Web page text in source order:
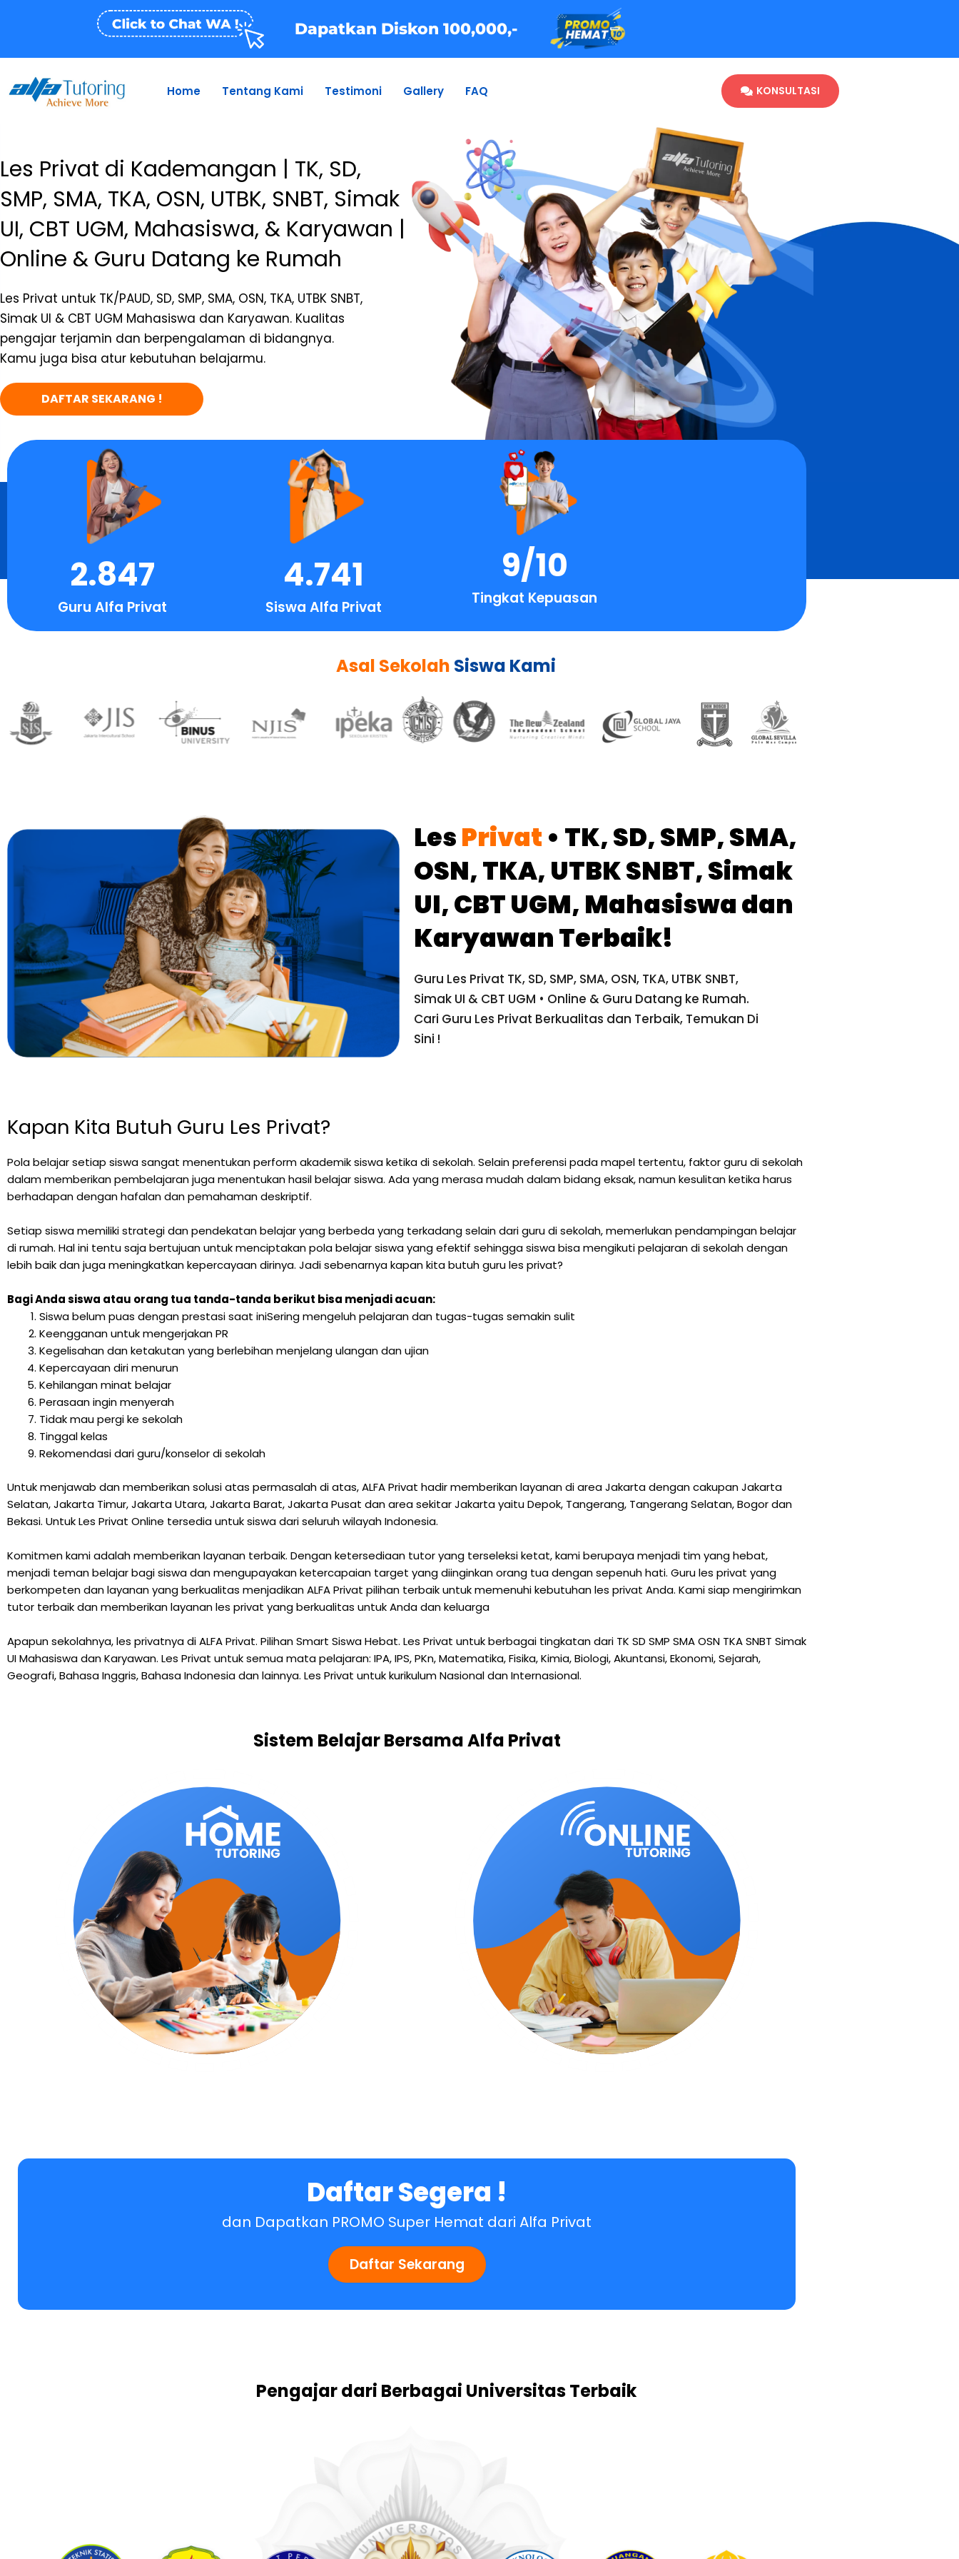
Dapatkan Diskon 100,000,-
Home Tentang Kami Testimoni Gallery FAQ KONSULTASI
Les Privat di Kademangan | TK, SD,
SMP, SMA, TKA, OSN, UTBK, SNBT, Simak
UI, CBT UGM, Mahasiswa, & Karyawan |
Online & Guru Datang ke Rumah
Les Privat untuk TK/PAUD, SD, SMP, SMA, OSN, TKA, UTBK SNBT,
Simak UI & CBT UGM Mahasiswa dan Karyawan. Kualitas
pengajar terjamin dan berpengalaman di bidangnya.
Kamu juga bisa atur kebutuhan belajarmu.
DAFTAR SEKARANG !
Guru Alfa Privat
2.847
Siswa Alfa Privat
4.741
Tingkat Kepuasan
9/10
Asal Sekolah Siswa Kami
LesPrivat • TK, SD, SMP, SMA,
OSN, TKA, UTBK SNBT, Simak
UI, CBT UGM, Mahasiswa dan
KaryawanTerbaik!​
Guru Les Privat TK, SD, SMP, SMA, OSN, TKA, UTBK SNBT,
Simak UI & CBT UGM • Online & Guru Datang ke Rumah.
Cari Guru Les Privat Berkualitas dan Terbaik, Temukan Di
Sini !
Kapan Kita Butuh Guru Les Privat?
Pola belajar setiap siswa sangat menentukan perform akademik siswa ketika di sekolah. Selain preferensi pada mapel tertentu, faktor guru di sekolah
dalam memberikan pembelajaran juga menentukan hasil belajar siswa. Ada yang merasa mudah dalam bidang eksak, namun kesulitan ketika harus
berhadapan dengan hafalan dan pemahaman deskriptif.
Setiap siswa memiliki strategi dan pendekatan belajar yang berbeda yang terkadang selain dari guru di sekolah, memerlukan pendampingan belajar
di rumah. Hal ini tentu saja bertujuan untuk menciptakan pola belajar siswa yang efektif sehingga siswa bisa mengikuti pelajaran di sekolah dengan
lebih baik dan juga meningkatkan kepercayaan dirinya. Jadi sebenarnya kapan kita butuh guru les privat?
Bagi Anda siswa atau orang tua tanda-tanda berikut bisa menjadi acuan:
Siswa belum puas dengan prestasi saat iniSering mengeluh pelajaran dan tugas-tugas semakin sulit
Keengganan untuk mengerjakan PR
Kegelisahan dan ketakutan yang berlebihan menjelang ulangan dan ujian
Kepercayaan diri menurun
Kehilangan minat belajar
Perasaan ingin menyerah
Tidak mau pergi ke sekolah
Tinggal kelas
Rekomendasi dari guru/konselor di sekolah
Untuk menjawab dan memberikan solusi atas permasalah di atas, ALFA Privat hadir memberikan layanan di area Jakarta dengan cakupan Jakarta
Selatan, Jakarta Timur, Jakarta Utara, Jakarta Barat, Jakarta Pusat dan area sekitar Jakarta yaitu Depok, Tangerang, Tangerang Selatan, Bogor dan
Bekasi. Untuk Les Privat Online tersedia untuk siswa dari seluruh wilayah Indonesia.
Komitmen kami adalah memberikan layanan terbaik. Dengan ketersediaan tutor yang terseleksi ketat, kami berupaya menjadi tim yang hebat,
menjadi teman belajar bagi siswa dan mengupayakan ketercapaian target yang diinginkan orang tua dengan sepenuh hati. Guru les privat yang
berkompeten dan layanan yang berkualitas menjadikan ALFA Privat pilihan terbaik untuk memenuhi kebutuhan les privat Anda. Kami siap mengirimkan
tutor terbaik dan memberikan layanan les privat yang berkualitas untuk Anda dan keluarga
Apapun sekolahnya, les privatnya di ALFA Privat. Pilihan Smart Siswa Hebat. Les Privat untuk berbagai tingkatan dari TK SD SMP SMA OSN TKA SNBT Simak
UI Mahasiswa dan Karyawan. Les Privat untuk semua mata pelajaran: IPA, IPS, PKn, Matematika, Fisika, Kimia, Biologi, Akuntansi, Ekonomi, Sejarah,
Geografi, Bahasa Inggris, Bahasa Indonesia dan lainnya. Les Privat untuk kurikulum Nasional dan Internasional.
Sistem Belajar Bersama Alfa Privat
Daftar Segera !
dan Dapatkan PROMO Super Hemat dari Alfa Privat
Daftar Sekarang
Pengajar dari Berbagai Universitas Terbaik